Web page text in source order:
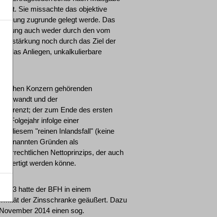
Sie missachte das objektive
zugrunde gelegt werde. Das
auch weder durch den vom
noch durch das Ziel der
das Anliegen, unkalkulierbare
Konzern gehörenden
und der
der zum Ende des ersten
Folgejahr infolge einer
diesem "reinen Inlandsfall" (keine
Gründen als
Nettoprinzips, der auch
werden könne.
13 hatte der BFH in einem
der Zinsschranke geäußert. Dazu
2014 einen sog.